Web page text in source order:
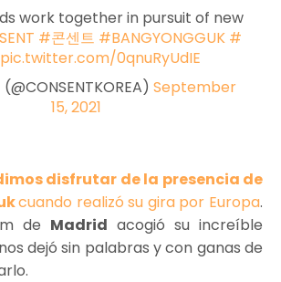
work together in pursuit of new
#콘센트 #BANGYONGGUK #
pic.twitter.com/0qnuRyUdIE
September
15, 2021
disfrutar de la presencia de
cuando realizó su gira por Europa.
de Madrid acogió su increíble
dejó sin palabras y con ganas de